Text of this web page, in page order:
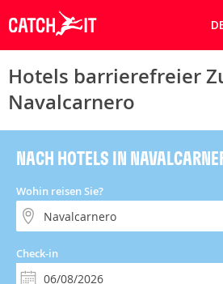
Hotels barrierefreier
Navalcarnero
NACH HOTELS IN
Wohin reisen Sie?
Check-in